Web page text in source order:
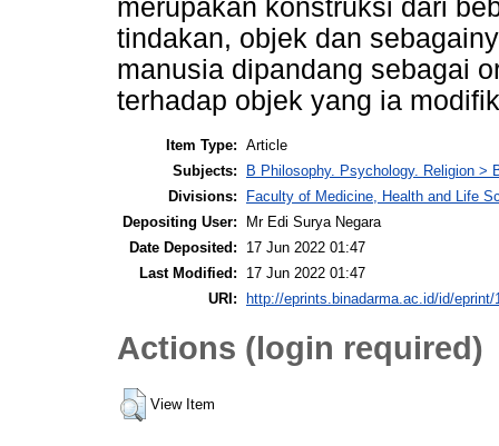
merupakan konstruksi dari
tindakan, objek dan
manusia dipandang sebagai
terhadap objek yang ia
Item Type: Article
Subjects:
B Philosophy. Psychology. Religion >
Divisions:
Faculty of Medicine, Health and Life
Depositing User:
Mr Edi Surya Negara
Date Deposited:
17 Jun 2022 01:47
Last Modified:
17 Jun 2022 01:47
URI:
http://eprints.binadarma.ac.id/id/eprint/
Actions (login required)
View Item